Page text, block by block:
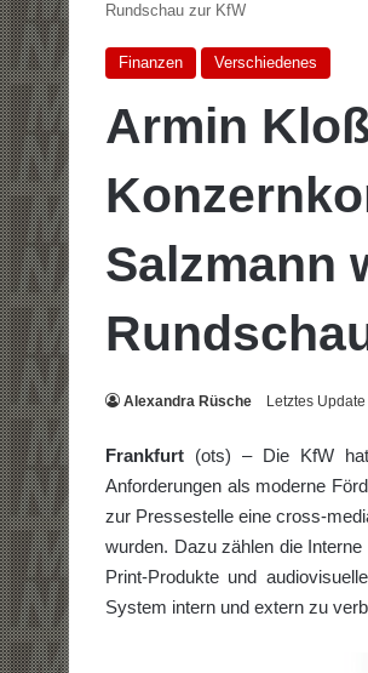
Rundschau zur KfW
Finanzen Verschiedenes
Armin
Salzmann
Alexandra Rüsche Letztes
Frankfurt (ots) – Die KfW hat
Anforderungen als moderne
zur Pressestelle eine cross-
wurden. Dazu zählen die
Print-Produkte und
System intern und extern zu